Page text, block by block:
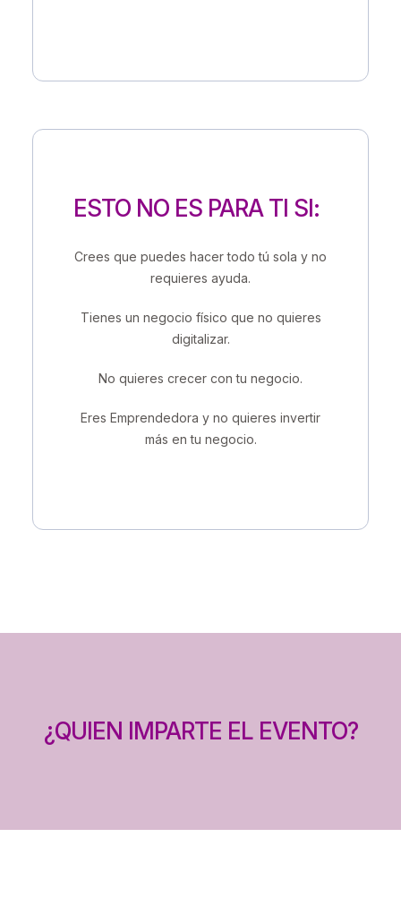
ESTO NO ES PARA TI SI:
Crees que puedes hacer todo tú sola y no
requieres ayuda.
Tienes un negocio físico que no quieres
digitalizar.
No quieres crecer con tu negocio.
Eres Emprendedora y no quieres invertir
más en tu negocio.
¿QUIEN IMPARTE EL EVENTO?